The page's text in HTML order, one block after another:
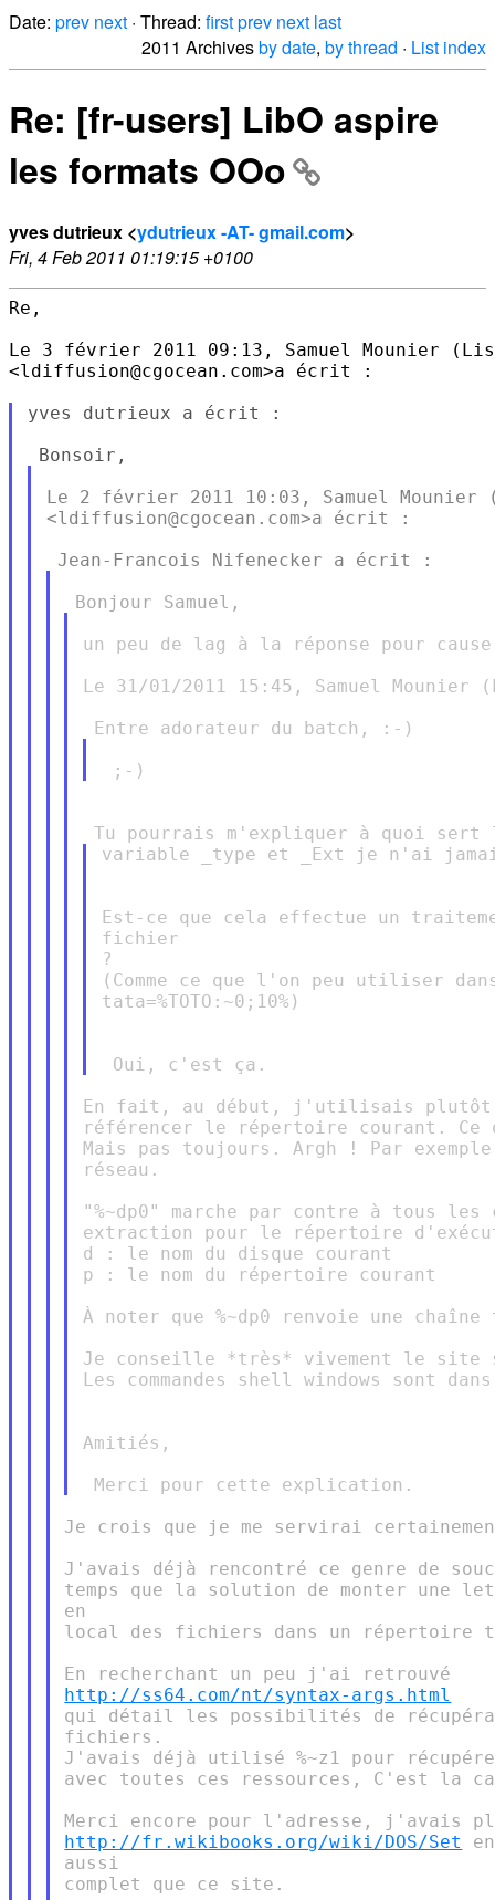
Date: prev next · Thread: firstprev next last
2011 Archivesby date, by thread · List index
Re: [fr-users] LibO aspire
les formats OOo
yves dutrieux <ydutrieux -AT- gmail.com>
Fri, 4 Feb 2011 01:19:15 +0100
Re,
Le 3 février 2011 09:13, Samuel Mounier
<ldiffusion@cgocean.com>a écrit :
yves dutrieux a écrit :
Le 2 février 2011 10:03, Samuel Mounier
<ldiffusion@cgocean.com>a écrit :
un peu de lag à la réponse pour
Le 31/01/2011 15:45, Samuel
variable _type et _Ext je n'ai
Est-ce que cela effectue un
fichier
?
(Comme ce que l'on peu utiliser
tata=%TOTO:~0;10%)
En fait, au début, j'utilisais plutôt
référencer le répertoire courant.
Mais pas toujours. Argh ! Par
réseau.
"%~dp0" marche par contre à tous
extraction pour le répertoire
d : le nom du disque courant
p : le nom du répertoire courant
À noter que %~dp0 renvoie une
Je conseille *très* vivement le
Les commandes shell windows sont
Amitiés,
Je crois que je me servirai
J'avais déjà rencontré ce genre de
temps que la solution de monter une
en
local des fichiers dans un répertoire
http://ss64.com/nt/syntax-args.html
qui détail les possibilités de
fichiers.
J'avais déjà utilisé %~z1 pour
avec toutes ces ressources, C'est la
http://fr.wikibooks.org/wiki/DOS/Set
aussi
complet que ce site.